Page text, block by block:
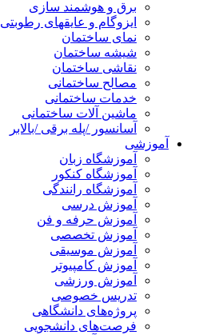
برق و هوشمند سازی
ایزوگام و عایقهای رطوبتی
نمای ساختمان
شیشه ساختمان
نقاشی ساختمان
مصالح ساختمانی
خدمات ساختمانی
ماشین آلات ساختمانی
آسانسور /پله برقی /بالابر
آموزشی
آموزشگاه زبان
آموزشگاه کنکور
آموزشگاه رانندگی
آموزش درسی
آموزش حرفه و فن
آموزش تخصصی
آموزش موسیقی
آموزش کامپیوتر
آموزش ورزشی
تدریس خصوصی
پروژه‌های دانشگاهی
فرصت‌های دانشجویی